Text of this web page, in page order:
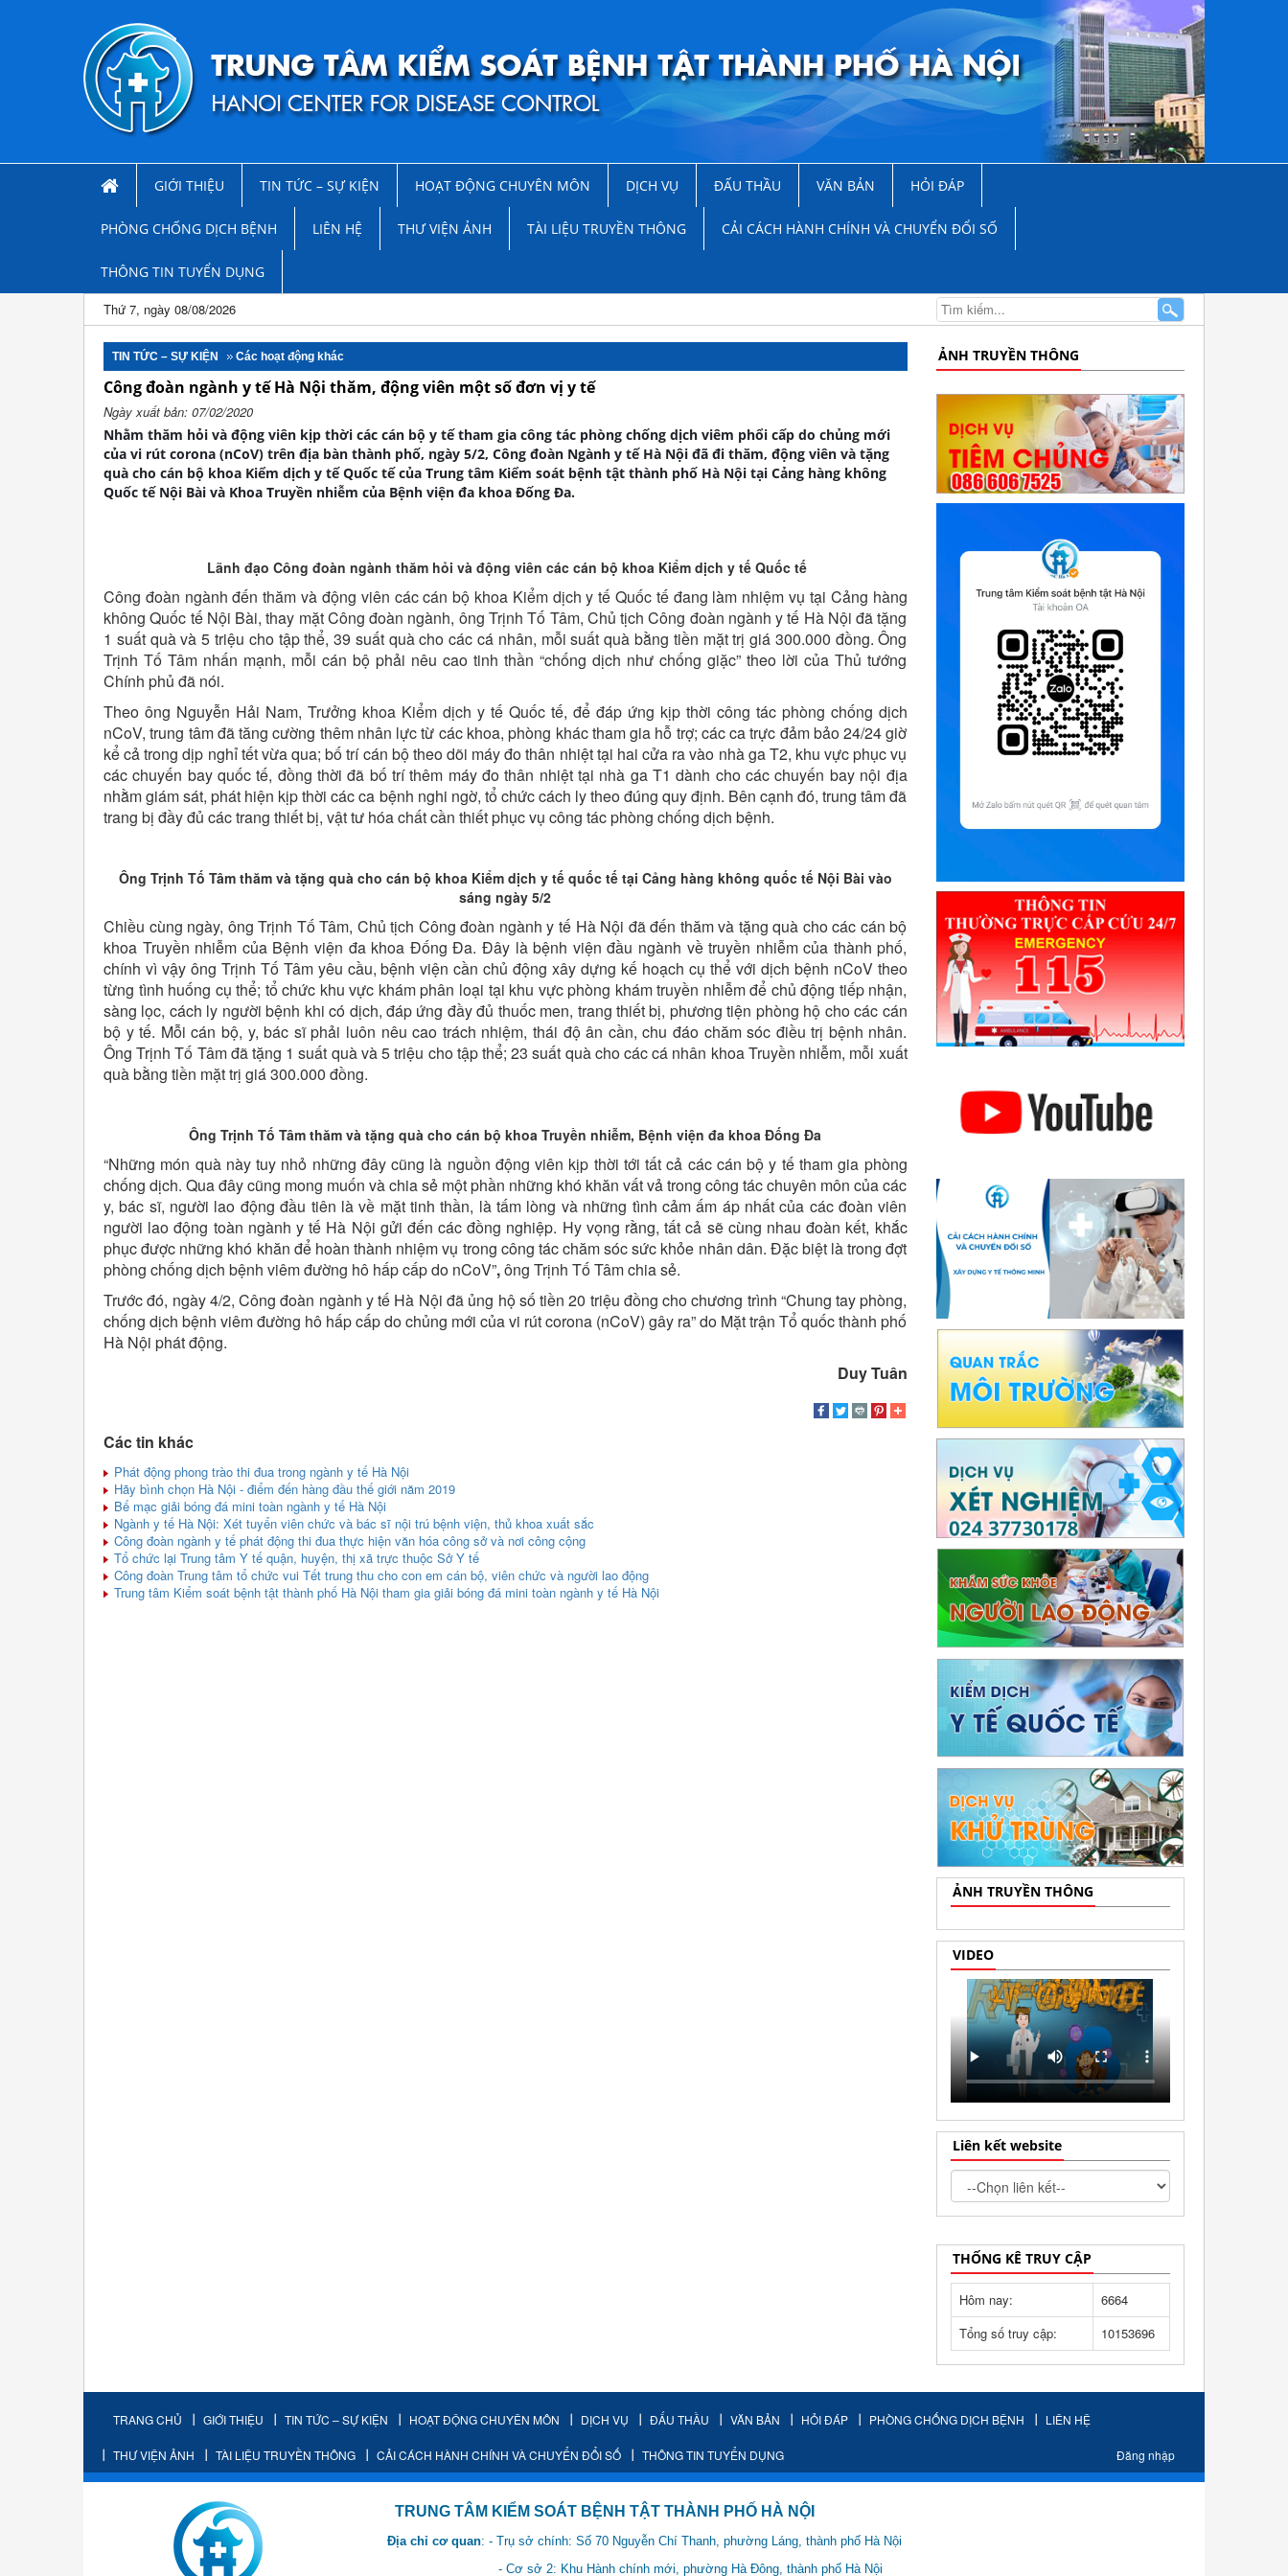
GIỚI THIỆU TIN TỨC – SỰ KIỆN HOẠT ĐỘNG CHUYÊN MÔN DỊCH VỤ ĐẤU THẦU VĂN BẢN HỎI ĐÁP
PHÒNG CHỐNG DỊCH BỆNH LIÊN HỆ THƯ VIỆN ẢNH TÀI LIỆU TRUYỀN THÔNG CẢI CÁCH HÀNH CHÍNH VÀ CHUYỂN ĐỔI SỐ
THÔNG TIN TUYỂN DỤNG
Thứ 7, ngày 08/08/2026
TIN TỨC – SỰ KIỆN Các hoạt động khác
Công đoàn ngành y tế Hà Nội thăm, động viên một số đơn vị y tế
Ngày xuất bản: 07/02/2020
Nhằm thăm hỏi và động viên kịp thời các cán bộ y tế tham gia công tác phòng chống dịch viêm phổi cấp do chủng mới
của vi rút corona (nCoV) trên địa bàn thành phố, ngày 5/2, Công đoàn Ngành y tế Hà Nội đã đi thăm, động viên và tặng
quà cho cán bộ khoa Kiểm dịch y tế Quốc tế của Trung tâm Kiểm soát bệnh tật thành phố Hà Nội tại Cảng hàng không
Quốc tế Nội Bài và Khoa Truyền nhiễm của Bệnh viện đa khoa Đống Đa.
Lãnh đạo Công đoàn ngành thăm hỏi và động viên các cán bộ khoa Kiểm dịch y tế Quốc tế
Công đoàn ngành đến thăm và động viên các cán bộ khoa Kiểm dịch y tế Quốc tế đang làm nhiệm vụ tại Cảng hàng
không Quốc tế Nội Bài, thay mặt Công đoàn ngành, ông Trịnh Tố Tâm, Chủ tịch Công đoàn ngành y tế Hà Nội đã tặng
1 suất quà và 5 triệu cho tập thể, 39 suất quà cho các cá nhân, mỗi suất quà bằng tiền mặt trị giá 300.000 đồng. Ông
Trịnh Tố Tâm nhấn mạnh, mỗi cán bộ phải nêu cao tinh thần “chống dịch như chống giặc” theo lời của Thủ tướng
Chính phủ đã nói.
Theo ông Nguyễn Hải Nam, Trưởng khoa Kiểm dịch y tế Quốc tế, để đáp ứng kịp thời công tác phòng chống dịch
nCoV, trung tâm đã tăng cường thêm nhân lực từ các khoa, phòng khác tham gia hỗ trợ; các ca trực đảm bảo 24/24 giờ
kể cả trong dịp nghỉ tết vừa qua; bố trí cán bộ theo dõi máy đo thân nhiệt tại hai cửa ra vào nhà ga T2, khu vực phục vụ
các chuyến bay quốc tế, đồng thời đã bố trí thêm máy đo thân nhiệt tại nhà ga T1 dành cho các chuyến bay nội địa
nhằm giám sát, phát hiện kịp thời các ca bệnh nghi ngờ, tổ chức cách ly theo đúng quy định. Bên cạnh đó, trung tâm đã
trang bị đầy đủ các trang thiết bị, vật tư hóa chất cần thiết phục vụ công tác phòng chống dịch bệnh.
Ông Trịnh Tố Tâm thăm và tặng quà cho cán bộ khoa Kiểm dịch y tế quốc tế tại Cảng hàng không quốc tế Nội Bài vào
sáng ngày 5/2
Chiều cùng ngày, ông Trịnh Tố Tâm, Chủ tịch Công đoàn ngành y tế Hà Nội đã đến thăm và tặng quà cho các cán bộ
khoa Truyền nhiễm của Bệnh viện đa khoa Đống Đa. Đây là bệnh viện đầu ngành về truyền nhiễm của thành phố,
chính vì vậy ông Trịnh Tố Tâm yêu cầu, bệnh viện cần chủ động xây dựng kế hoạch cụ thể với dịch bệnh nCoV theo
từng tình huống cụ thể; tổ chức khu vực khám phân loại tại khu vực phòng khám truyền nhiễm để chủ động tiếp nhận,
sàng lọc, cách ly người bệnh khi có dịch, đáp ứng đầy đủ thuốc men, trang thiết bị, phương tiện phòng hộ cho các cán
bộ y tế. Mỗi cán bộ, y, bác sĩ phải luôn nêu cao trách nhiệm, thái độ ân cần, chu đáo chăm sóc điều trị bệnh nhân.
Ông Trịnh Tố Tâm đã tặng 1 suất quà và 5 triệu cho tập thể; 23 suất quà cho các cá nhân khoa Truyền nhiễm, mỗi xuất
quà bằng tiền mặt trị giá 300.000 đồng.
Ông Trịnh Tố Tâm thăm và tặng quà cho cán bộ khoa Truyền nhiễm, Bệnh viện đa khoa Đống Đa
“Những món quà này tuy nhỏ những đây cũng là nguồn động viên kịp thời tới tất cả các cán bộ y tế tham gia phòng
chống dịch. Qua đây cũng mong muốn và chia sẻ một phần những khó khăn vất vả trong công tác chuyên môn của các
y, bác sĩ, người lao động đầu tiên là về mặt tinh thần, là tấm lòng và những tình cảm ấm áp nhất của các đoàn viên
người lao động toàn ngành y tế Hà Nội gửi đến các đồng nghiệp. Hy vọng rằng, tất cả sẽ cùng nhau đoàn kết, khắc
phục được những khó khăn để hoàn thành nhiệm vụ trong công tác chăm sóc sức khỏe nhân dân. Đặc biệt là trong đợt
phòng chống dịch bệnh viêm đường hô hấp cấp do nCoV”,ông Trịnh Tố Tâm chia sẻ.
Trước đó, ngày 4/2, Công đoàn ngành y tế Hà Nội đã ủng hộ số tiền 20 triệu đồng cho chương trình “Chung tay phòng,
chống dịch bệnh viêm đường hô hấp cấp do chủng mới của vi rút corona (nCoV) gây ra” do Mặt trận Tổ quốc thành phố
Hà Nội phát động.
Duy Tuân
Các tin khác
Phát động phong trào thi đua trong ngành y tế Hà Nội
Hãy bình chọn Hà Nội - điểm đến hàng đầu thế giới năm 2019
Bế mạc giải bóng đá mini toàn ngành y tế Hà Nội
Ngành y tế Hà Nội: Xét tuyển viên chức và bác sĩ nội trú bệnh viện, thủ khoa xuất sắc
Công đoàn ngành y tế phát động thi đua thực hiện văn hóa công sở và nơi công cộng
Tổ chức lại Trung tâm Y tế quận, huyện, thị xã trực thuộc Sở Y tế
Công đoàn Trung tâm tổ chức vui Tết trung thu cho con em cán bộ, viên chức và người lao động
Trung tâm Kiểm soát bệnh tật thành phố Hà Nội tham gia giải bóng đá mini toàn ngành y tế Hà Nội
ẢNH TRUYỀN THÔNG
ẢNH TRUYỀN THÔNG
VIDEO
Liên kết website
THỐNG KÊ TRUY CẬP
Hôm nay:
6664
Tổng số truy cập:
10153696
TRANG CHỦ GIỚI THIỆU TIN TỨC – SỰ KIỆN HOẠT ĐỘNG CHUYÊN MÔN DỊCH VỤ ĐẤU THẦU VĂN BẢN HỎI ĐÁP PHÒNG CHỐNG DỊCH BỆNH LIÊN HỆ
THƯ VIỆN ẢNH TÀI LIỆU TRUYỀN THÔNG CẢI CÁCH HÀNH CHÍNH VÀ CHUYỂN ĐỔI SỐ THÔNG TIN TUYỂN DỤNG Đăng nhập
TRUNG TÂM KIỂM SOÁT BỆNH TẬT THÀNH PHỐ HÀ NỘI
Địa chỉ cơ quan: - Trụ sở chính: Số 70 Nguyễn Chí Thanh, phường Láng, thành phố Hà Nội
- Cơ sở 2: Khu Hành chính mới, phường Hà Đông, thành phố Hà Nội